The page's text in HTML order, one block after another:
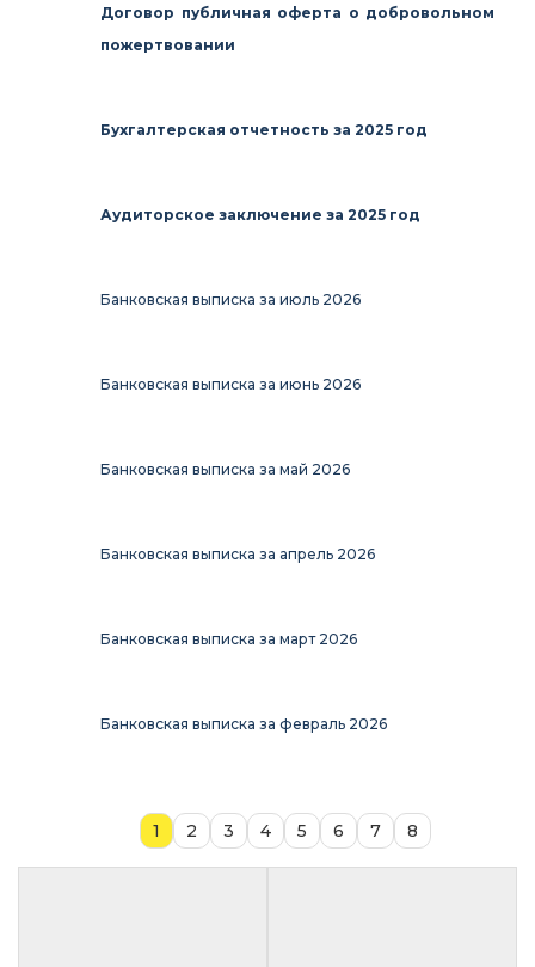
Договор публичная оферта о добровольном
пожертвовании
Бухгалтерская отчетность за 2025 год
Аудиторское заключение за 2025 год
Банковская выписка за июль 2026
Банковская выписка за июнь 2026
Банковская выписка за май 2026
Банковская выписка за апрель 2026
Банковская выписка за март 2026
Банковская выписка за февраль 2026
1 2 3 4 5 6 7 8